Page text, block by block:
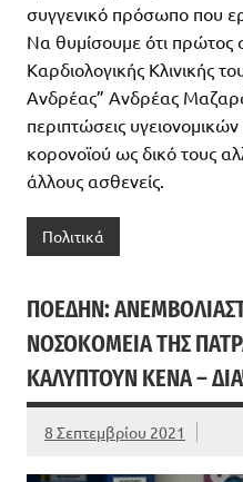
συγγενικό πρόσωπο που
Να θυμίσουμε ότι πρώτος
Καρδιολογικής Κλινικής
Ανδρέας” Ανδρέας
περιπτώσεις
κορονοϊού ως δικό τους
άλλους ασθενείς.
Πολιτικά
ΠΟΕΔΗΝ:
ΝΟΣΟΚΟΜΕΊΑ ΤΗΣ
ΚΑΛΎΠΤΟΥΝ ΚΕΝΆ –
8 Σεπτεμβρίου 2021